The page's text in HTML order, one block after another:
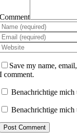
Comment
Save my name,
I comment.
Benachrichtige
Benachrichtige